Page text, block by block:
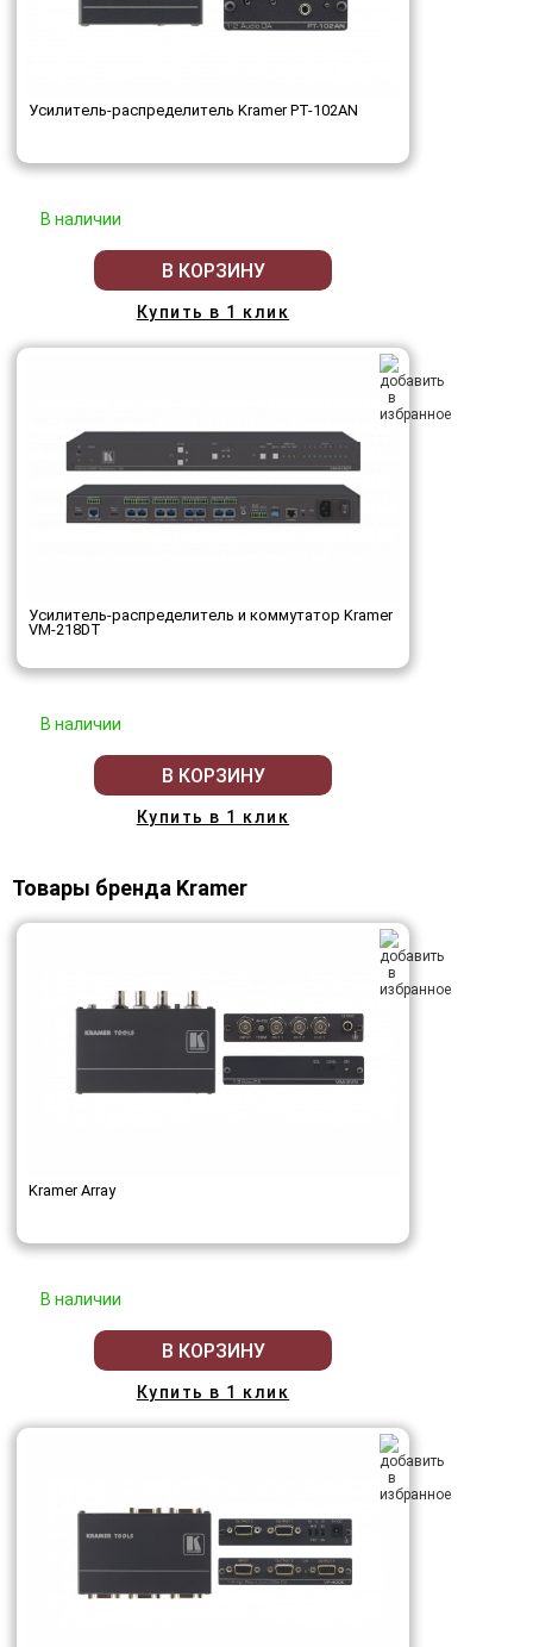
Усилитель-распределитель Kramer PT-102AN
В наличии
В КОРЗИНУ
Купить в 1 клик
Усилитель-распределитель и коммутатор Kramer
VM-218DT
В наличии
В КОРЗИНУ
Купить в 1 клик
Товары бренда Kramer
Kramer Array
В наличии
В КОРЗИНУ
Купить в 1 клик